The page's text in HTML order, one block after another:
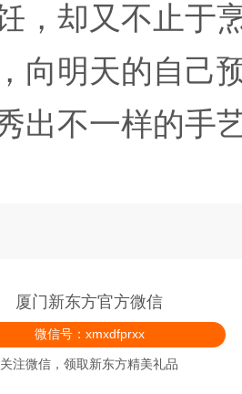
，却又不止于
向明天的自己
出不一样的手
厦门新东方官方微信
微信号：xmxdfprxx
关注微信，领取新东方精美礼品